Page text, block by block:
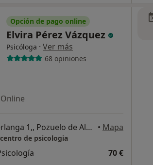
Opción de pago online
Elvira Pérez Vázquez
Psicóloga · Ver más
68 opiniones
Online
Plaza Garcia Berlanga 1,, Pozuelo de Alarcón • Mapa
de psicologia
70 €